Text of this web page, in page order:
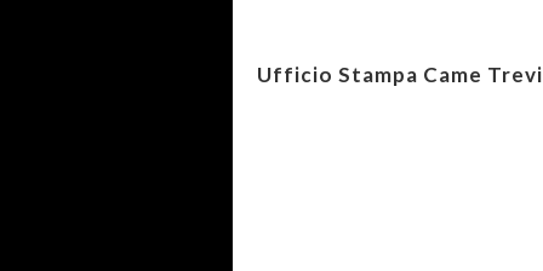
Ufficio Stampa Came